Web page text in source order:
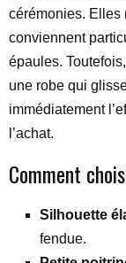
cérémonies. Elles
conviennent
épaules.
une robe qui
immédiatement
l’achat.
Comment
Silhouette
fendue.